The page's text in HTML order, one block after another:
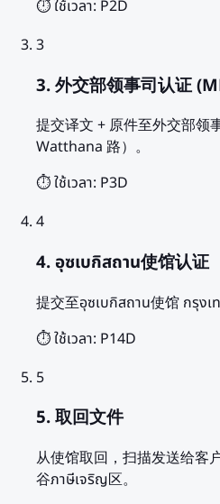
⏱️ ใช้เวลา: P2D
3
3. 外交部领事司认证
提交译文 + 原件至外交部领
Watthana 路）。
⏱️ ใช้เวลา: P3D
4
4. อุซเบกิสถาน使馆认证
提交至อุซเบกิสถาน使馆 กรุงเ
⏱️ ใช้เวลา: P14D
5
5. 取回文件
从使馆取回，扫描发送给客
谷ภาษีเจริญ区。